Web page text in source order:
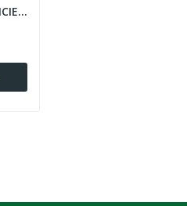
SIMON 27 CAJA SUPERFICIE PARA 3 ELEMENTOS ref:...